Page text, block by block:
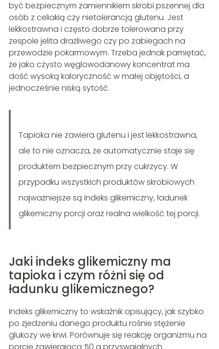
być bezpiecznym zamiennikiem skrobi pszennej dla
osób z celiakią czy nietolerancją glutenu. Jest
lekkostrawna i często dobrze tolerowana przy
zespole jelita drażliwego czy po zabiegach na
przewodzie pokarmowym. Trzeba jednak pamiętać,
że jako czysto węglowodanowy koncentrat ma
dość wysoką kaloryczność w małej objętości, a
jednocześnie niską sytość.
Tapioka nie zawiera glutenu i jest lekkostrawna,
ale to nie oznacza, że automatycznie staje się
produktem bezpiecznym przy cukrzycy. W
przypadku wszystkich produktów skrobiowych
najważniejsze są indeks glikemiczny, ładunek
glikemiczny porcji oraz realna wielkość tej porcji.
Jaki indeks glikemiczny ma
tapioka i czym różni się od
ładunku glikemicznego?
Indeks glikemiczny to wskaźnik opisujący, jak szybko
po zjedzeniu danego produktu rośnie stężenie
glukozy we krwi. Porównuje się reakcję organizmu na
porcję zawierającą 50 g przyswajalnych